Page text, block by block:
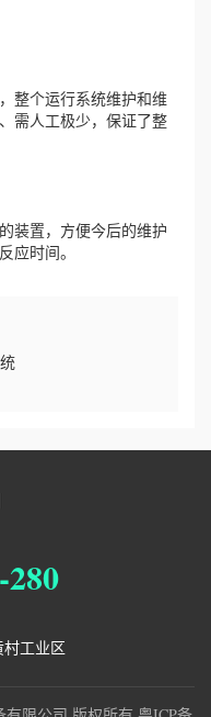
个运行系统维护和维
需人工极少，保证了整
置，方便今后的维护
应时间。
工业区